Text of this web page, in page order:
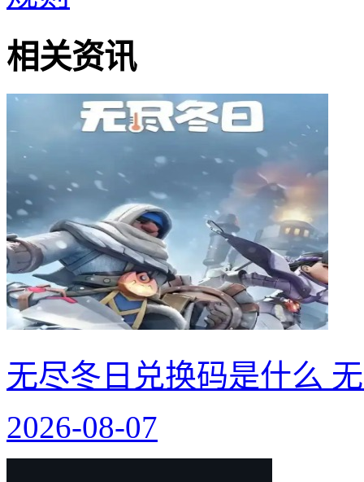
相关资讯
无尽冬日兑换码是什么
2026-08-07